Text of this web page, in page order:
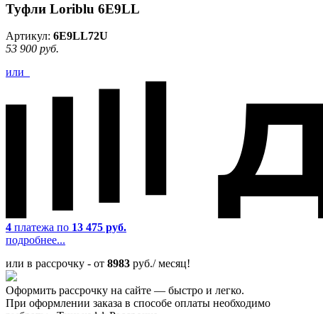
Туфли Loriblu 6E9LL
Артикул: 6E9LL72U
53 900 руб.
или
4 платежа по 13 475 руб.
подробнее...
или в рассрочку - от 8983 руб./ месяц!
Оформить рассрочку на сайте — быстро и легко.
При оформлении заказа в способе оплаты необходимо